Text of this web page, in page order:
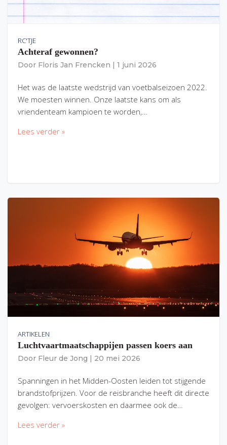
RC'TJE
Achteraf gewonnen?
Door Floris Jan Frencken 1 juni 2026
Het was de laatste wedstrijd van voetbalseizoen 2022.
We moesten winnen. Onze laatste kans om als
vriendenteam kampioen te worden,…
Lees verder »
ARTIKELEN
Luchtvaartmaatschappijen passen koers aan
Door Fleur de Jong 20 mei 2026
Spanningen in het Midden-Oosten leiden tot stijgende
brandstofprijzen. Voor de reisbranche heeft dit directe
gevolgen: vervoerskosten en daarmee ook de…
Lees verder »